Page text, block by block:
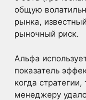
общую
рынка,
рыночный риск.
Альфа
показатель
когда
менеджеру